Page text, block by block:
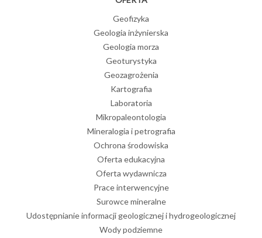
Geofizyka
Geologia inżynierska
Geologia morza
Geoturystyka
Geozagrożenia
Kartografia
Laboratoria
Mikropaleontologia
Mineralogia i petrografia
Ochrona środowiska
Oferta edukacyjna
Oferta wydawnicza
Prace interwencyjne
Surowce mineralne
Udostępnianie informacji geologicznej i hydrogeologicznej
Wody podziemne